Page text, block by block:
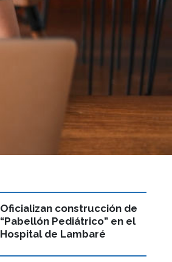
Oficializan construcción de
“Pabellón Pediátrico” en el
Hospital de Lambaré